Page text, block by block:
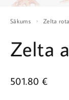
Sākums Zelta
Zelta
501.80 €